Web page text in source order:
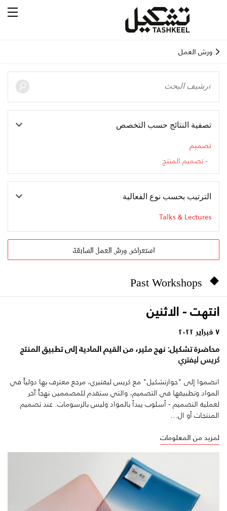
ورش العمل
تصفية النتائج حسب التخصص
تصميم
تصميم المنتج
الترتيب بحسب نوع الفعالية
Talks & Lectures
استعراض ورش العمل السابقة
Past Workshops
انتهت - الاثنين
٧ فبراير ٢٠٢٢
محاضرة تشكيل: نهج مثير، من القيم المادية إلى تطبيق المنتج
كريس ليفتري
انضموا إلى "حوارتشكيل" مع كريس ليفتيري، مرجع معترف بها دولياً في
المواد وتطبيقها في التصميم، والتي ستقدم للمصممين نهجاً آخر
لعملية التصميم - أسلوب يبدأ بالمواد وليس بالرسومات. عند تصميم
المنتجات أو ال...
لمزيد من المعلومات